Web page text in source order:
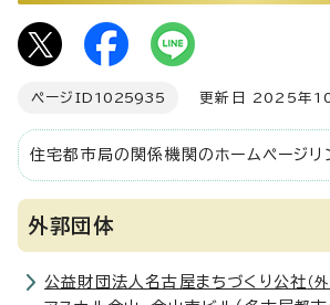
ページID 1025935 更新日 2025年10
住宅都市局の関係機関のホームページリ
外郭団体
公益財団法人名古屋まちづくり公社 （